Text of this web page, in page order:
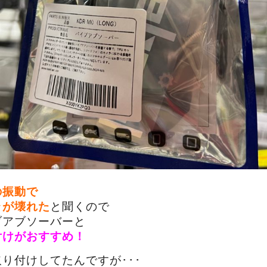
動で
壊れた と聞くので
ブソーバーと
がおすすめ！
付けしてたんですが･･･